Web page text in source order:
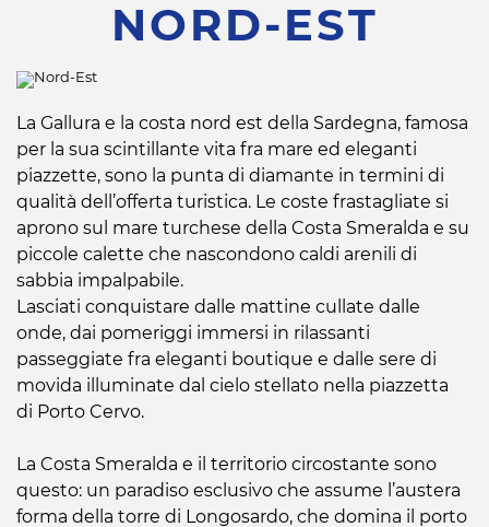
NORD-EST
La Gallura e la costa nord est della Sardegna, famosa
per la sua scintillante vita fra mare ed eleganti
piazzette, sono la punta di diamante in termini di
qualità dell’offerta turistica. Le coste frastagliate si
aprono sul mare turchese della Costa Smeralda e su
piccole calette che nascondono caldi arenili di
sabbia impalpabile.
Lasciati conquistare dalle mattine cullate dalle
onde, dai pomeriggi immersi in rilassanti
passeggiate fra eleganti boutique e dalle sere di
movida illuminate dal cielo stellato nella piazzetta
di Porto Cervo.
La Costa Smeralda e il territorio circostante sono
questo: un paradiso esclusivo che assume l’austera
forma della torre di Longosardo, che domina il porto